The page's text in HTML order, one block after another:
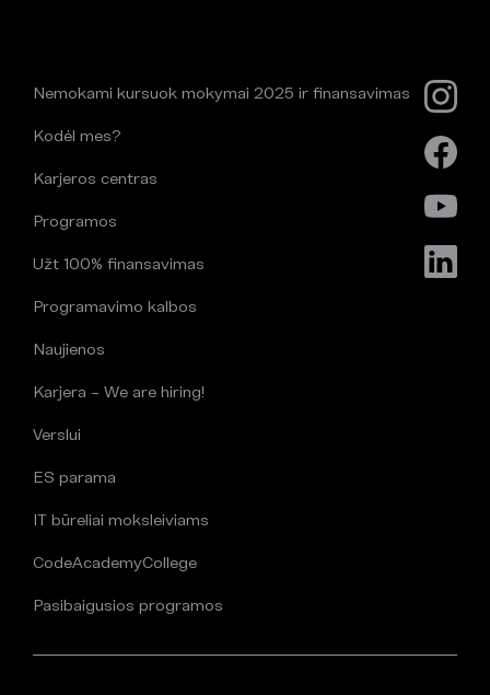
Nemokami kursuok mokymai 2025 ir finansavimas
Kodėl mes?
Karjeros centras
Programos
Užt 100% finansavimas
Programavimo kalbos
Naujienos
Karjera – We are hiring!
Verslui
ES parama
IT būreliai moksleiviams
CodeAcademyCollege
Pasibaigusios programos